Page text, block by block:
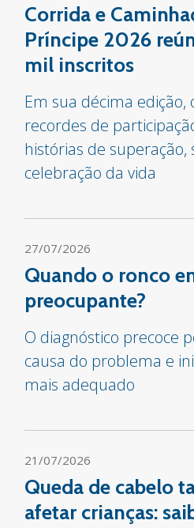
Corrida e
Príncipe 2026
mil inscritos
Em sua décima edição,
recordes de
histórias de superação,
celebração da vida
27/07/2026
Quando o ronco
preocupante?
O diagnóstico precoce
causa do problema e
mais adequado
21/07/2026
Queda de cabelo
afetar crianças: